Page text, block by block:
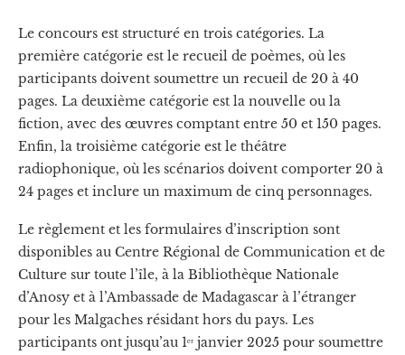
Le concours est structuré en trois catégories. La
première catégorie est le recueil de poèmes, où les
participants doivent soumettre un recueil de 20 à 40
pages. La deuxième catégorie est la nouvelle ou la
fiction, avec des œuvres comptant entre 50 et 150 pages.
Enfin, la troisième catégorie est le théâtre
radiophonique, où les scénarios doivent comporter 20 à
24 pages et inclure un maximum de cinq personnages.
Le règlement et les formulaires d’inscription sont
disponibles au Centre Régional de Communication et de
Culture sur toute l’île, à la Bibliothèque Nationale
d’Anosy et à l’Ambassade de Madagascar à l’étranger
pour les Malgaches résidant hors du pays. Les
participants ont jusqu’au 1ᵉʳ janvier 2025 pour soumettre